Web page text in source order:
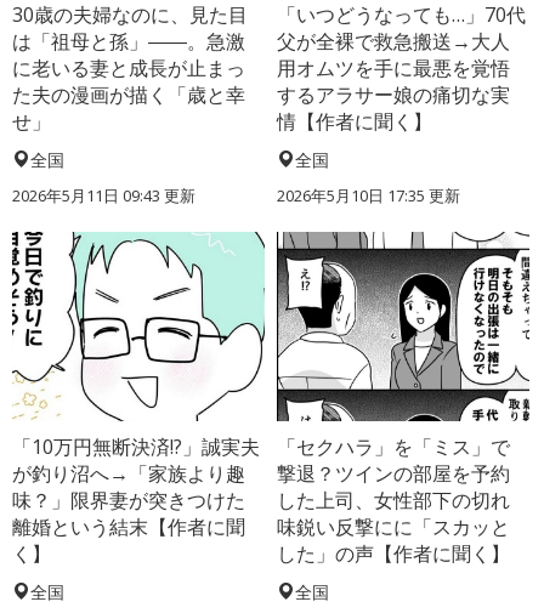
30歳の夫婦なのに、見た目
は「祖母と孫」――。急激
に老いる妻と成長が止まっ
た夫の漫画が描く「歳と幸
せ」
全国
2026年5月11日 09:43 更新
「いつどうなっても…」70代
父が全裸で救急搬送→大人
用オムツを手に最悪を覚悟
するアラサー娘の痛切な実
情【作者に聞く】
全国
2026年5月10日 17:35 更新
「10万円無断決済!?」誠実夫
が釣り沼へ→「家族より趣
味？」限界妻が突きつけた
離婚という結末【作者に聞
く】
全国
「セクハラ」を「ミス」で
撃退？ツインの部屋を予約
した上司、女性部下の切れ
味鋭い反撃にに「スカッと
した」の声【作者に聞く】
全国